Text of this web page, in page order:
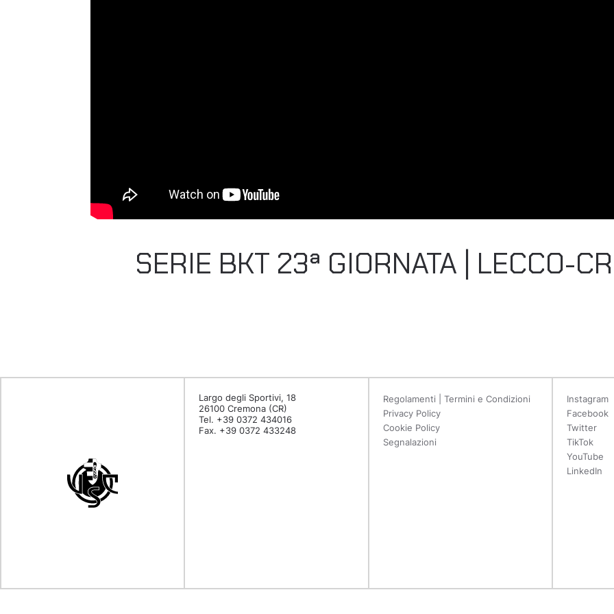
SERIE BKT 23ª GIORNATA | LECCO-
Largo degli Sportivi, 18
26100 Cremona (CR)
Tel. +39 0372 434016
Fax. +39 0372 433248
Regolamenti | Termini e Condizioni
Privacy Policy
Cookie Policy
Segnalazioni
Instagram
Facebook
Twitter
TikTok
YouTube
LinkedIn